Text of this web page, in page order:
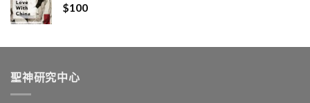
$100
聖神研究中心